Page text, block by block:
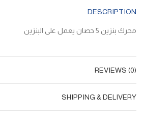
DESCRIPTION
محرك بنزين 5 حصان يعمل على البنزين
REVIEWS (0)
SHIPPING & DELIVERY